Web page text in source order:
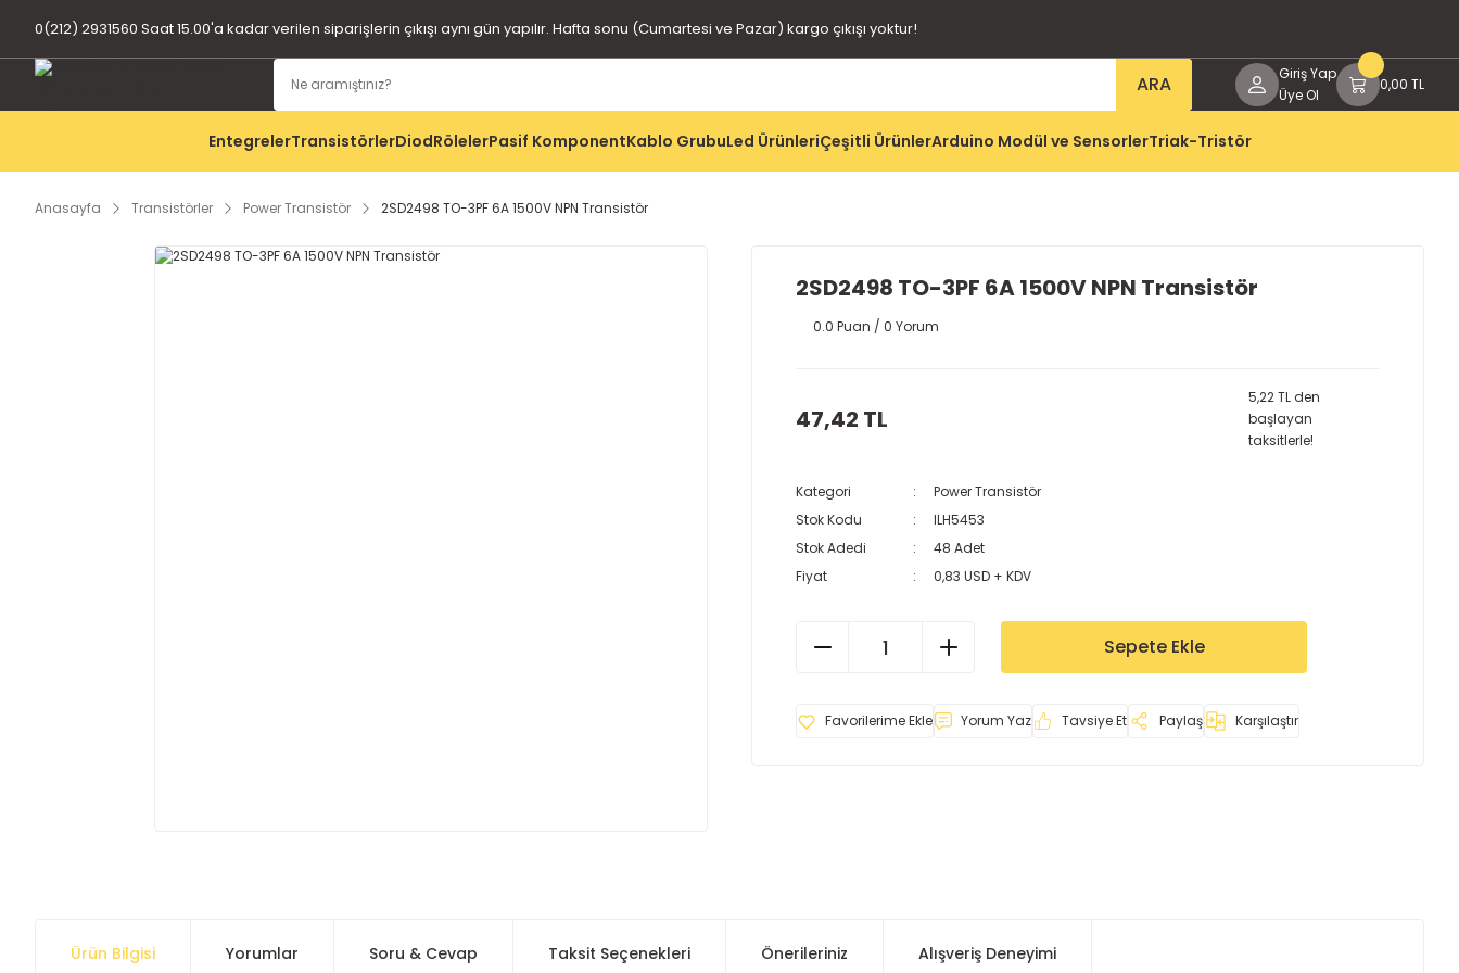
0(212) 2931560 Saat 15.00'a kadar verilen siparişlerin çıkışı aynı gün yapılır. Hafta sonu (Cumartesi ve Pazar) kargo çıkışı yoktur!
ARA
Giriş Yap
Üye Ol
0,00 TL
EntegrelerTransistörlerDiodRölelerPasif KomponentKablo GrubuLed ÜrünleriÇeşitli ÜrünlerArduino Modül ve SensorlerTriak-Tristör
Anasayfa Transistörler Power Transistör 2SD2498 TO-3PF 6A 1500V NPN Transistör
2SD2498 TO-3PF 6A 1500V NPN Transistör
0.0 Puan / 0 Yorum
47,42 TL
5,22 TL den
başlayan
taksitlerle!
Kategori
Power Transistör
Stok Kodu
ILH5453
Stok Adedi
48 Adet
Fiyat
0,83 USD + KDV
Sepete Ekle
Yorum Yaz Tavsiye Et Paylaş Karşılaştır
Ürün Bilgisi Yorumlar Soru & Cevap Taksit Seçenekleri Önerileriniz Alışveriş Deneyimi